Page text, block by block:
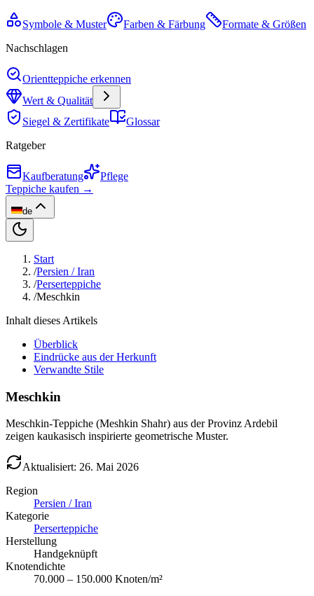
Symbole & Muster Farben & Färbung
Formate & Größen
Nachschlagen
Orientteppiche erkennen
Wert & Qualität
Siegel & Zertifikate
Glossar
Ratgeber
Kaufberatung
Pflege
Teppiche kaufen →
de
Start
/Persien / Iran
/Perserteppiche
/Meschkin
Inhalt dieses Artikels
Überblick
Eindrücke aus der Herkunft
Verwandte Stile
Meschkin
Meschkin-Teppiche (Meshkin Shahr) aus der Provinz Ardebil
zeigen kaukasisch inspirierte geometrische Muster.
Aktualisiert: 26. Mai 2026
Region
Persien / Iran
Kategorie
Perserteppiche
Herstellung
Handgeknüpft
Knotendichte
70.000 – 150.000 Knoten/m²